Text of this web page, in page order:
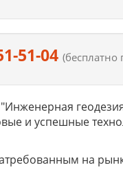
51-04(бесплатно
и успешные
на